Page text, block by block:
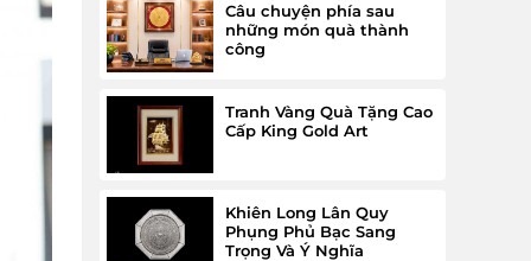
Câu chuyện phía sau
những món quà thành
công
Tranh Vàng Quà Tặng Cao
Cấp King Gold Art
Khiên Long Lân Quy
Phụng Phủ Bạc Sang
Trọng Và Ý Nghĩa